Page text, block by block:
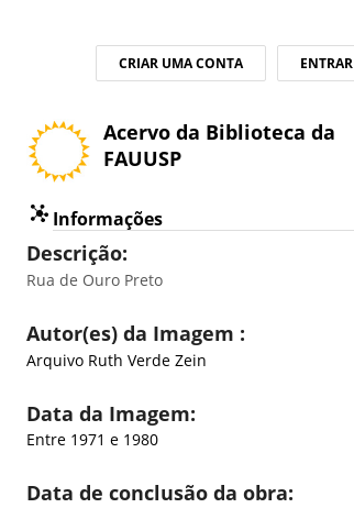
ENTRAR
CRIAR UMA CONTA
Acervo da Biblioteca da
FAUUSP
Informações
Descrição:
Rua de Ouro Preto
Autor(es) da Imagem :
Arquivo Ruth Verde Zein
Data da Imagem:
Entre 1971 e 1980
Data de conclusão da obra: